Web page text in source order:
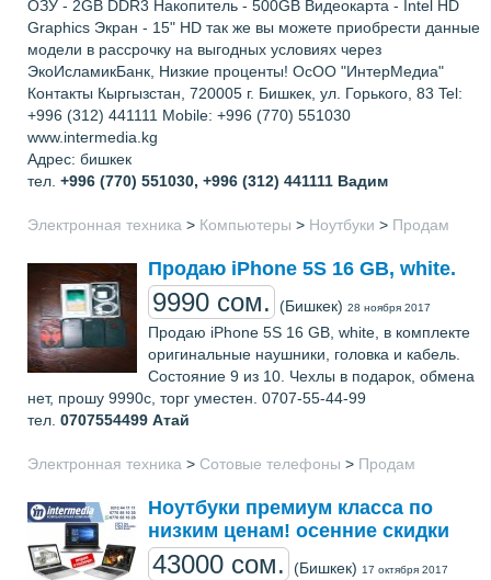
ОЗУ - 2GB DDR3 Накопитель - 500GB Видеокарта - Intel HD
Graphics Экран - 15" HD так же вы можете приобрести данные
модели в рассрочку на выгодных условиях через
ЭкоИсламикБанк, Низкие проценты! ОсОО "ИнтерМедиа"
Контакты Кыргызстан, 720005 г. Бишкек, ул. Горького, 83 Tel:
+996 (312) 441111 Mobile: +996 (770) 551030
www.intermedia.kg
Адрес: бишкек
тел. +996 (770) 551030, +996 (312) 441111 Вадим
Электронная техника > Компьютеры > Ноутбуки > Продам
Продаю iPhone 5S 16 GB, white.
9990 сом. (Бишкек) 28 ноября 2017
Продаю iPhone 5S 16 GB, white, в комплекте
оригинальные наушники, головка и кабель.
Состояние 9 из 10. Чехлы в подарок, обмена
нет, прошу 9990с, торг уместен. 0707-55-44-99
тел. 0707554499 Атай
Электронная техника > Сотовые телефоны > Продам
Ноутбуки премиум класса по
низким ценам! осенние скидки
43000 сом. (Бишкек) 17 октября 2017